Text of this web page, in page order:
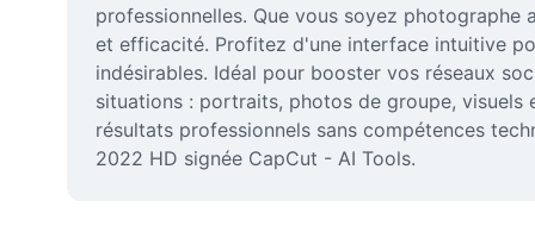
professionnelles. Que vous soyez
et efficacité. Profitez d'une interface intuitive
indésirables. Idéal pour booster vos réseaux
situations : portraits, photos de groupe, visuels
résultats professionnels sans compétences
2022 HD signée CapCut - AI Tools.